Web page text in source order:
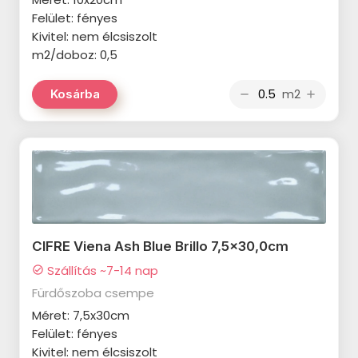
TUBADZIN Curio termékcsalád
TUBADZIN Touch termékcsalád
TUBADZIN Modern Pearl
termékcsalád
TUBADZIN Fadma termékcsalád
TUBADZIN Sheen termékcsalád
TUBADZIN Tissue termékcsalád
TUBADZIN Shinestone
termékcsalád
TUBADZIN Macchia termékcsalád
TUBADZIN Harmonic termékcsalád
TUBADZIN Horizon termékcsalád
TILEZZA Travertino termékcsalád
TILEZZA Vero termékcsalád
MARAZZI Clays termékcsalád
MARAZZI Oltre termékcsalád
MARAZZI Treverklook termékcsalád
MARAZZI Treverkfusion
termékcsalád
MARAZZI Vivo termékcsalád
MARAZZI Alma termékcsalád
MARAZZI Progress termékcsalád
MARAZZI TreverkHome
termékcsalád
Felület: fényes
Kivitel: nem élcsiszolt
m2/doboz: 0,5
Kosárba remove m2 add
CIFRE Viena Ash Blue Brillo 7,5x30,0cm
check_circle Szállítás ~7-14 nap
Fürdőszoba csempe
Méret: 7,5x30cm
Felület: fényes
Kivitel: nem élcsiszolt